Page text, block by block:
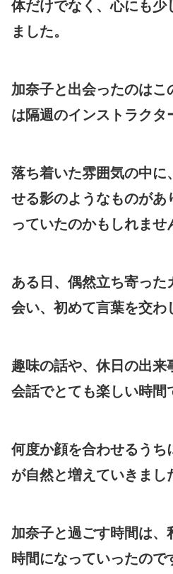
体だけでなく、心にも少
ました。
加奈子と出会ったのはこ
は隔週のインストラクタ
落ち着いた雰囲気の中に
せる影のようなものがあ
っていたのかもしれませ
ある日、偶然立ち寄った
会い、初めて言葉を交わ
趣味の話や、休日の出来
会話でとても楽しい時間
何度か顔を合わせるうち
が自然と増えていきまし
加奈子と過ごす時間は、
時間になっていったので